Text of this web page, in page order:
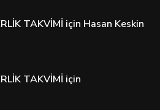
TAKVİMİ için Hasan Keskin
TAKVİMİ için